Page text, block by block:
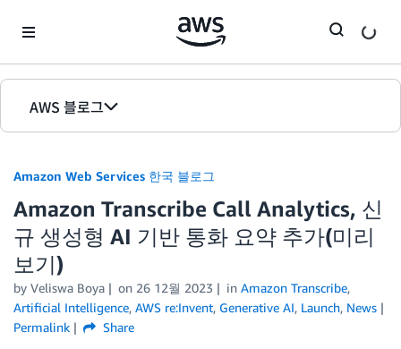
AWS 블로그
홈
에디션
Amazon Web Services 한국 블로그
Amazon Transcribe Call Analytics, 신
규 생성형 AI 기반 통화 요약 추가(미리
보기)
by Veliswa Boya on 26 12월 2023 in Amazon Transcribe,
Artificial Intelligence, AWS re:Invent, Generative AI, Launch, News
Permalink
Share